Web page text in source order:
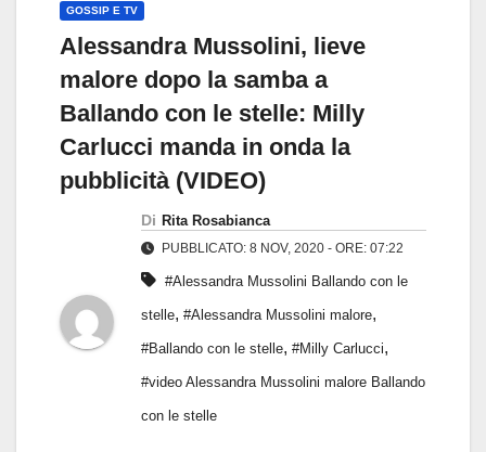
GOSSIP E TV
Alessandra Mussolini, lieve
malore dopo la samba a
Ballando con le stelle: Milly
Carlucci manda in onda la
pubblicità (VIDEO)
Di Rita Rosabianca
PUBBLICATO: 8 NOV, 2020 - ORE: 07:22
#Alessandra Mussolini Ballando con le
stelle, #Alessandra Mussolini malore,
#Ballando con le stelle, #Milly Carlucci,
#video Alessandra Mussolini malore Ballando
con le stelle